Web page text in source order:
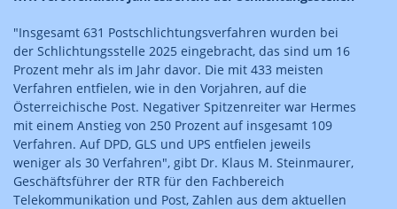
"Insgesamt 631 Postschlichtungsverfahren wurden bei
der Schlichtungsstelle 2025 eingebracht, das sind um 16
Prozent mehr als im Jahr davor. Die mit 433 meisten
Verfahren entfielen, wie in den Vorjahren, auf die
Österreichische Post. Negativer Spitzenreiter war Hermes
mit einem Anstieg von 250 Prozent auf insgesamt 109
Verfahren. Auf DPD, GLS und UPS entfielen jeweils
weniger als 30 Verfahren", gibt Dr. Klaus M. Steinmaurer,
Geschäftsführer der RTR für den Fachbereich
Telekommunikation und Post, Zahlen aus dem aktuellen